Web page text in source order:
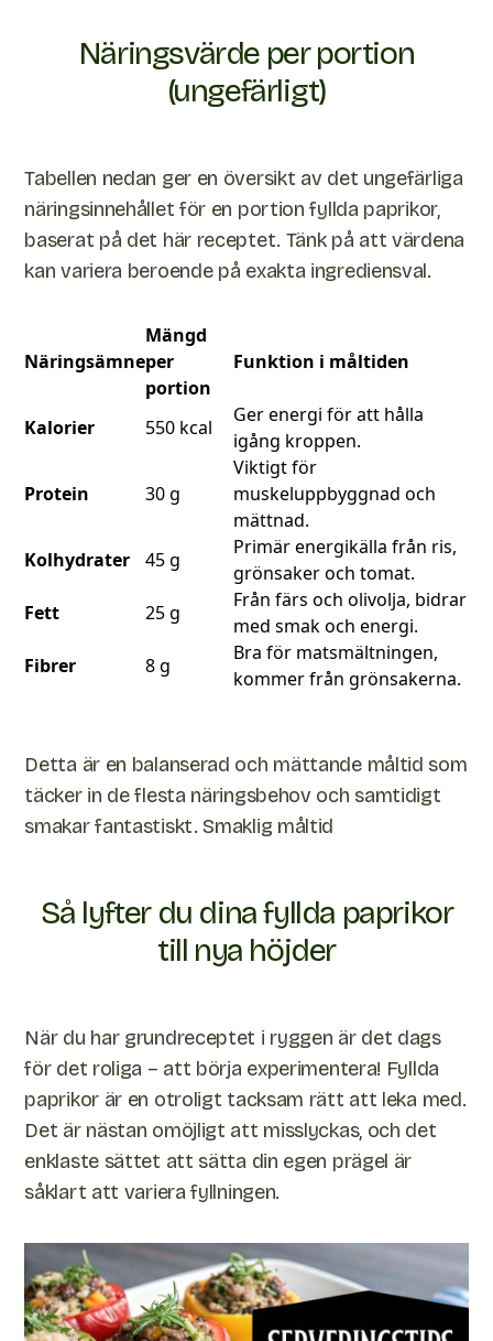
Näringsvärde per portion
(ungefärligt)
Tabellen nedan ger en översikt av det ungefärliga
näringsinnehållet för en portion fyllda paprikor,
baserat på det här receptet. Tänk på att värdena
kan variera beroende på exakta ingrediensval.
Näringsämne
Mängd
per
portion
Funktion i måltiden
Kalorier 550 kcal
Ger energi för att hålla
igång kroppen.
Protein 30 g
Viktigt för
muskeluppbyggnad och
mättnad.
Kolhydrater
45 g
Primär energikälla från ris,
grönsaker och tomat.
Fett
25 g
Från färs och olivolja, bidrar
med smak och energi.
Fibrer
8 g
Bra för matsmältningen,
kommer från grönsakerna.
Detta är en balanserad och mättande måltid som
täcker in de flesta näringsbehov och samtidigt
smakar fantastiskt. Smaklig måltid
Så lyfter du dina fyllda paprikor
till nya höjder
När du har grundreceptet i ryggen är det dags
för det roliga – att börja experimentera! Fyllda
paprikor är en otroligt tacksam rätt att leka med.
Det är nästan omöjligt att misslyckas, och det
enklaste sättet att sätta din egen prägel är
såklart att variera fyllningen.